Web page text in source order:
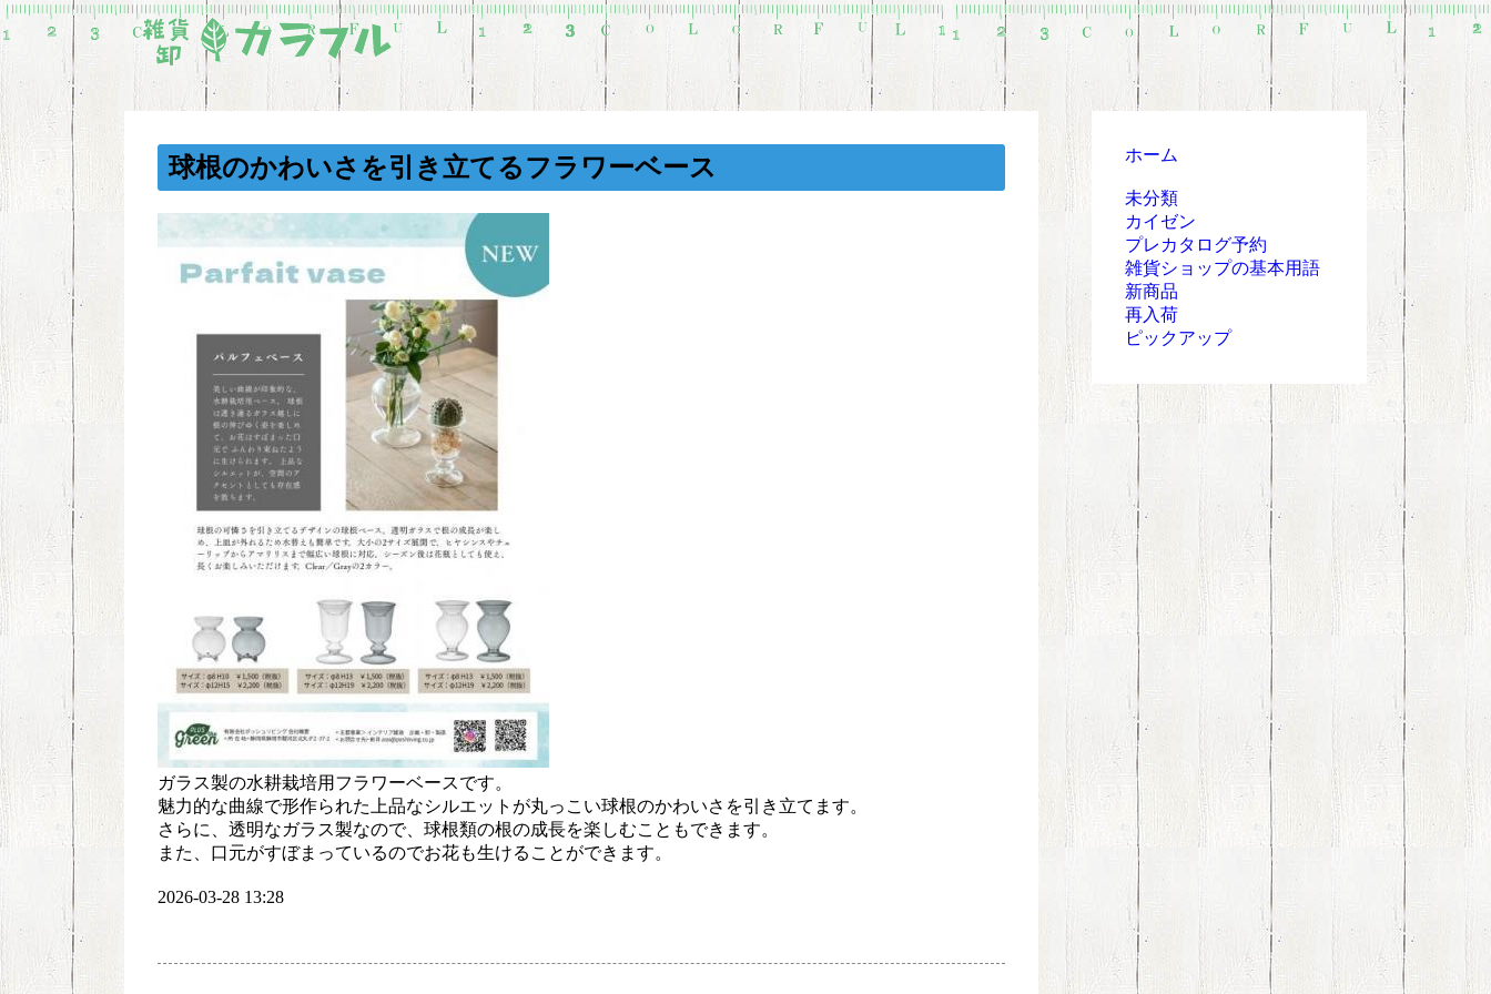
球根のかわいさを引き立てるフラワーベース
ガラス製の水耕栽培用フラワーベースです。
魅力的な曲線で形作られた上品なシルエットが丸っこい球根のかわいさを引き立てます。
さらに、透明なガラス製なので、球根類の根の成長を楽しむこともできます。
また、口元がすぼまっているのでお花も生けることができます。
2026-03-28 13:28
ホーム
未分類
カイゼン
プレカタログ予約
雑貨ショップの基本用語
新商品
再入荷
ピックアップ